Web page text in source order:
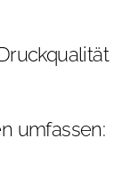
umfassen: